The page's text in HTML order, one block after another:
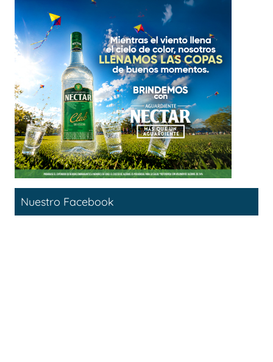
Nuestro Facebook